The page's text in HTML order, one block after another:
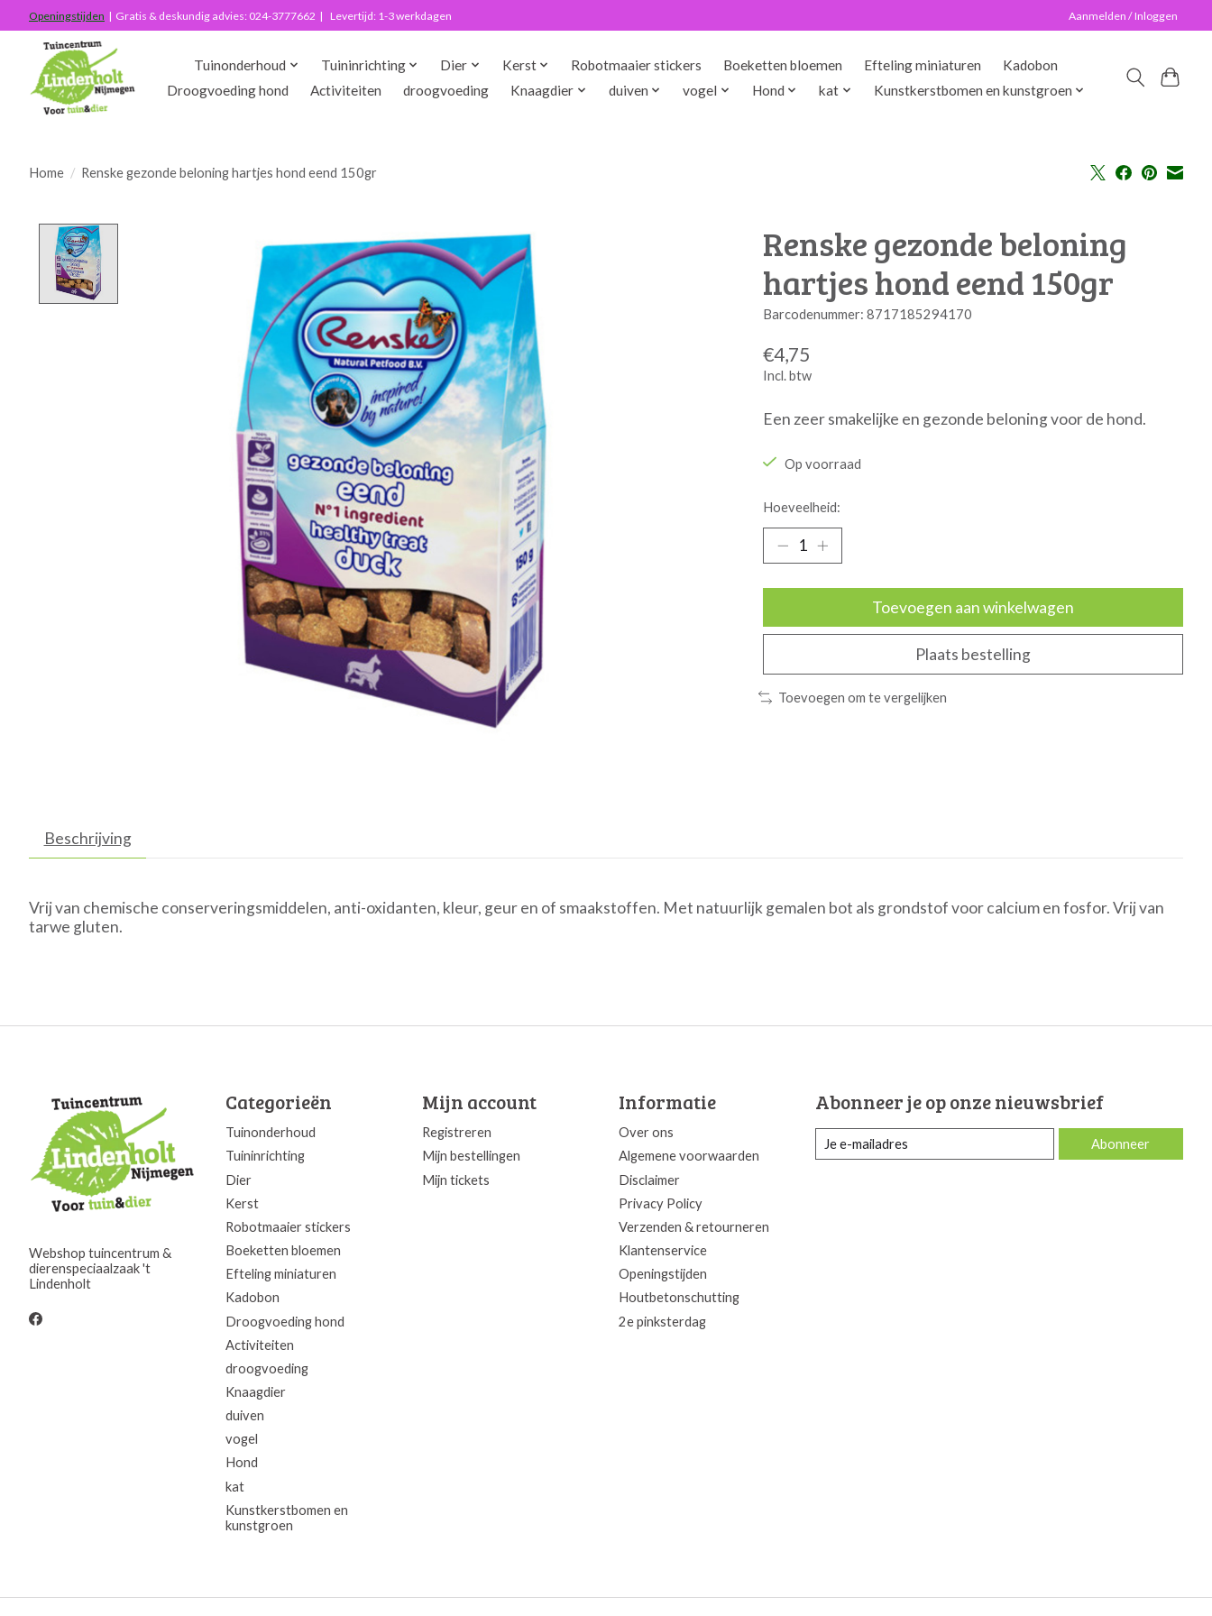
Openingstijden | Gratis & deskundig advies: 024-3777662 | Levertijd: 1-3 werkdagen Aanmelden / Inloggen
Tuinonderhoud Tuininrichting Dier Kerst Robotmaaier stickers Boeketten bloemen Efteling miniaturen
Kadobon
Droogvoeding hond
Activiteiten droogvoeding Knaagdier duiven vogel Hond kat Kunstkerstbomen en kunstgroen
Home / Renske gezonde beloning hartjes hond eend 150gr
Renske gezonde beloning
hartjes hond eend 150gr
Barcodenummer: 8717185294170
€4,75
Incl. btw
Een zeer smakelijke en gezonde beloning voor de hond.
Op voorraad
Hoeveelheid:
Toevoegen aan winkelwagen
Plaats bestelling
Toevoegen om te vergelijken
Beschrijving
Vrij van chemische conserveringsmiddelen, anti-oxidanten, kleur, geur en of smaakstoffen. Met natuurlijk gemalen bot als grondstof voor calcium en fosfor. Vrij van
tarwe gluten.
Webshop tuincentrum &
dierenspeciaalzaak 't
Lindenholt
Categorieën
Tuinonderhoud
Tuininrichting
Dier
Kerst
Robotmaaier stickers
Boeketten bloemen
Efteling miniaturen
Kadobon
Droogvoeding hond
Activiteiten
droogvoeding
Knaagdier
duiven
vogel
Hond
kat
Kunstkerstbomen en
kunstgroen
Mijn account
Registreren
Mijn bestellingen
Mijn tickets
Informatie
Over ons
Algemene voorwaarden
Disclaimer
Privacy Policy
Verzenden & retourneren
Klantenservice
Openingstijden
Houtbetonschutting
2e pinksterdag
Abonneer je op onze nieuwsbrief
Abonneer